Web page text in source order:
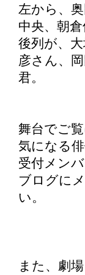
左から、
中央、朝
後列が、
彦さん、
君。
舞台でご
気になる
受付メン
ブログに
い。
また、劇